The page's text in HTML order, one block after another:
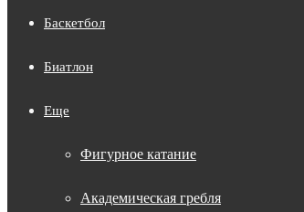
Баскетбол
Биатлон
Еще
Фигурное катание
Академическая гребля